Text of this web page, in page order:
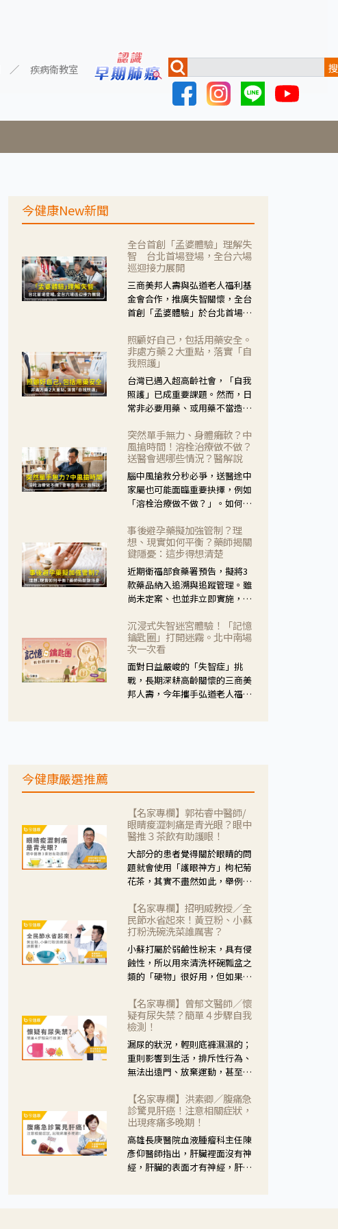
疾病衛教室
今健康New新聞
全台首創「孟婆體驗」理解失
智 台北首場登場，全台六場
巡迴接力展開
三商美邦人壽與弘道老人福利基
金會合作，推廣失智關懷，全台
首創「孟婆體驗」於台北首場實
模式，用結合情境互動等豐富活
動，將抽象的失智轉化為可感
受、可討論的生活情境，並引導
民眾在家人開始出現改變時，以
理解取代責備、以耐心回應不
安。
照顧好自己，包括用藥安全。
非處方藥２大重點，落實「自
我照護」
台灣已邁入超高齡社會，「自我
照護」已成重要課題。然而，日
常非必要用藥、或用藥不當造成
在重要。社團法人台灣自我照護
產業協會 提出「非處方藥正確使
用」與「藥師給力」，鼓勵民眾
建立安全且正確的自我照護習
慣。
突然單手無力、身體癱軟？中
風搶時間！溶栓治療做不做？
送醫會遇哪些情況？醫解說
腦中風搶救分秒必爭，送醫途中
家屬也可能面臨重要抉擇，例如
「溶栓治療做不做？」。如何搶
會理事長陳龍醫師解說！
事後避孕藥擬加強管制？理
想、現實如何平衡？藥師揭關
鍵隱憂：這步得想清楚
近期衛福部食藥署預告，擬將3
款藥品納入追溯與追蹤管理。雖
尚未定案、也並非立即實施，不
人杰藥師表示，這三款藥物目
的、作用、風險各有不同，管制
與否所帶來的後許影響也不同，
可先了解其特性。
沉浸式失智迷宮體驗！「記憶
鑰匙圈」打開迷霧。北中南場
次一次看
面對日益嚴峻的「失智症」挑
戰，長期深耕高齡關懷的三商美
邦人壽，今年攜手弘道老人福利
生活挑戰。
今健康嚴選推薦
【名家專欄】郭祐睿中醫師/
眼睛痠澀刺痛是青光眼？眼中
醫推３茶飲有助護眼！
大部分的患者覺得關於眼睛的問
題就會使用「護眼神方」枸杞菊
花茶，其實不盡然如此，舉例來
紅、眼睛痛、眼屎多而且顏色
黃，當然就可以使用枸杞菊花
茶，但是枸杞的劑量要少，菊花
的劑量要多；若是有以上症狀以
外，眼睛還會有灼熱感，眼屎多
到會「牽絲」，也就是水樣分泌
了，這時候就要使用菊花、金銀
花來治療；假如單純的眼睛乾
澀，結膜沒有紅，眼睛周圍沒有
眼屎，這種情況是屬於「陰
虛」，就可以使用枸杞、蓮藕、
麥門冬、山藥等比較滋潤的藥
【名家專欄】招明威教授／全
民節水省起來！黃豆粉、小蘇
打粉洗碗洗菜誰厲害？
小蘇打屬於弱鹼性粉末，具有侵
蝕性，所以用來清洗杯碗瓢盆之
類的「硬物」很好用，但如果用
特別注意用法用量，使用過多或
是浸泡太久，容易腐蝕蔬菜的纖
維，讓菜軟掉不清脆。
【名家專欄】曾郁文醫師／懷
疑有尿失禁？簡單４步驟自我
檢測！
漏尿的狀況，輕則底褲濕濕的；
重則影響到生活，排斥性行為、
無法出遠門、放棄運動，甚至怕
禁」的症狀，長期下來不敢與朋
友往來，低潮陰霾造成憂鬱症。
【名家專欄】洪素卿／腹痛急
診驚見肝癌！注意相關症狀，
出現疼痛多晚期！
高雄長庚醫院血液腫瘤科主任陳
彥仰醫師指出，肝臟裡面沒有神
經，肝臟的表面才有神經，肝臟